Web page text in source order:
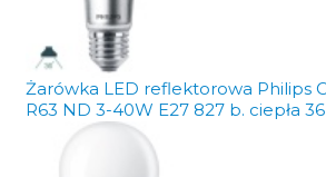
Żarówka LED reflektorowa Philips
R63 ND 3-40W E27 827 b. ciepła